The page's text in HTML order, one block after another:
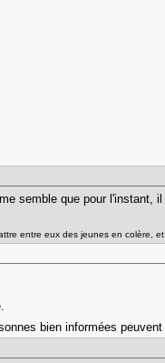
semble que pour l'instant,
entre eux des jeunes en colère,
bien informées